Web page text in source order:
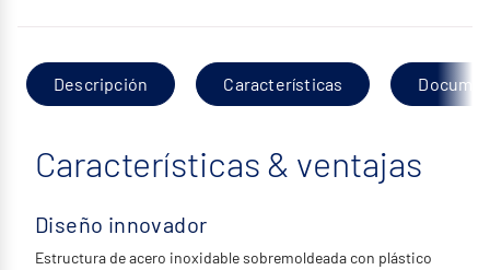
Descripción Características
Características & ventajas
Diseño innovador
Estructura de acero inoxidable sobremoldeada con plástico